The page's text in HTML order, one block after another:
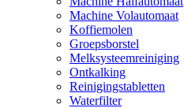
Machine Volautomaat
Koffiemolen
Groepsborstel
Melksysteemreiniging
Ontkalking
Reinigingstabletten
Waterfilter